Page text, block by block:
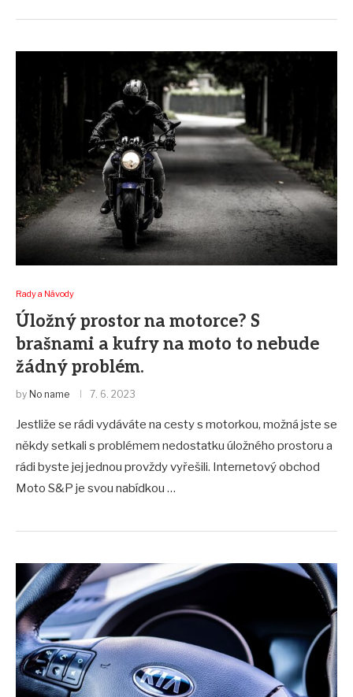
Rady a Návody
Úložný prostor na motorce? S
brašnami a kufry na moto to nebude
žádný problém.
by No name 7. 6. 2023
Jestliže se rádi vydáváte na cesty s motorkou, možná jste se
někdy setkali s problémem nedostatku úložného prostoru a
rádi byste jej jednou provždy vyřešili. Internetový obchod
Moto S&P je svou nabídkou …